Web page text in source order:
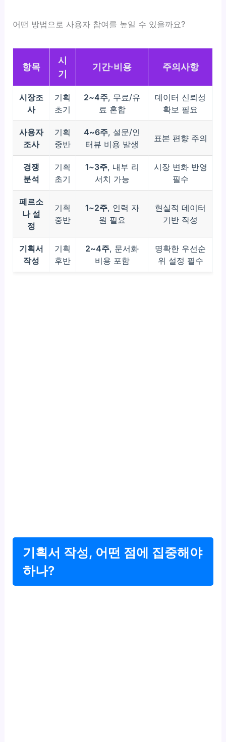
어떤 방법으로 사용자 참여를 높일 수 있을까요?
항목
시
기
기간·비용 주의사항
시장조
사
기획
초기
2~4주, 무료/유
료 혼합
데이터 신뢰성
확보 필요
사용자
조사
기획
중반
4~6주, 설문/인
터뷰 비용 발생
표본 편향 주의
경쟁
분석
기획
초기
1~3주, 내부 리
서치 가능
시장 변화 반영
필수
페르소
나 설
정
기획
중반
1~2주, 인력 자
원 필요
현실적 데이터
기반 작성
기획서
작성
기획
후반
2~4주, 문서화
비용 포함
명확한 우선순
위 설정 필수
기획서 작성, 어떤 점에 집중해야
하나?